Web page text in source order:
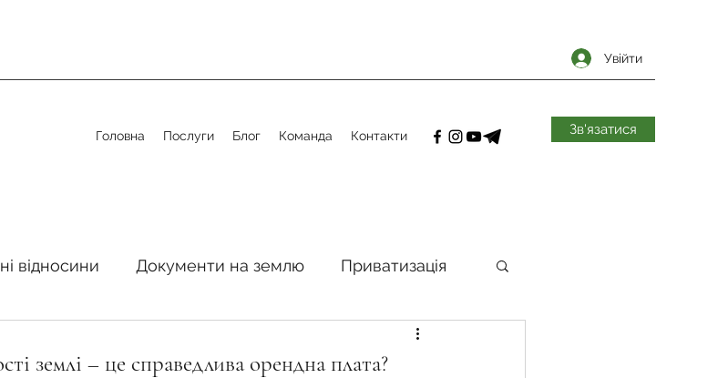
Увійти
Головна Послуги Блог Команда Контакти Зв'язатися
відносини Документи на землю Приватизація
сфери Органи місцевого самоврядування
землі – це справедлива орендна плата?